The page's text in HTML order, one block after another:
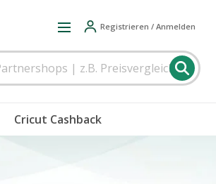
Registrieren / Anmelden
Cricut Cashback